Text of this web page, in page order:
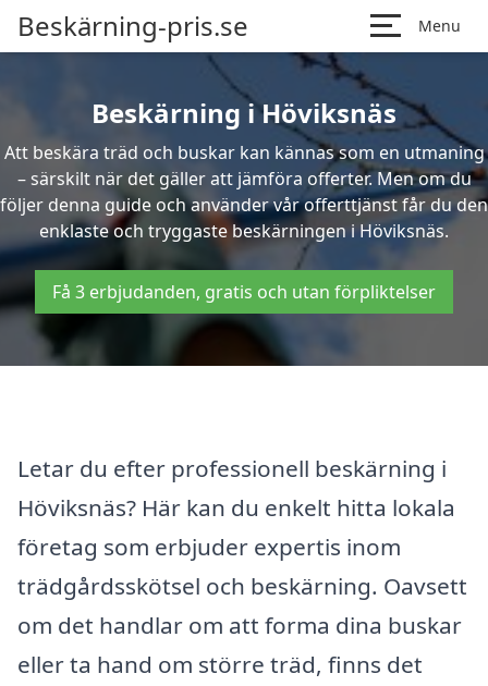
Beskärning-pris.se Menu
Beskärning i Höviksnäs
Att beskära träd och buskar kan kännas som en utmaning
– särskilt när det gäller att jämföra offerter. Men om du
följer denna guide och använder vår offerttjänst får du den
enklaste och tryggaste beskärningen i Höviksnäs.
Få 3 erbjudanden, gratis och utan förpliktelser
Letar du efter professionell beskärning i
Höviksnäs? Här kan du enkelt hitta lokala
företag som erbjuder expertis inom
trädgårdsskötsel och beskärning. Oavsett
om det handlar om att forma dina buskar
eller ta hand om större träd, finns det